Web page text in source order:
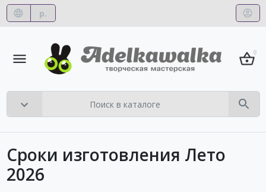
р.
0
Сроки изготовления Лето
2026